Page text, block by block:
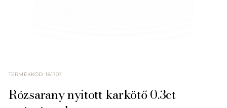
TERMÉKKÓD:181707
Rózsarany nyitott karkötő 0.3ct